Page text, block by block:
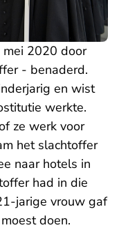
2020 door
- benaderd.
en wist
werkte.
ze werk voor
het slachtoffer
naar hotels in
had in die
jarige vrouw gaf
doen.